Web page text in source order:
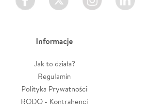
Informacje
Jak to działa?
Regulamin
Polityka Prywatności
RODO - Kontrahenci